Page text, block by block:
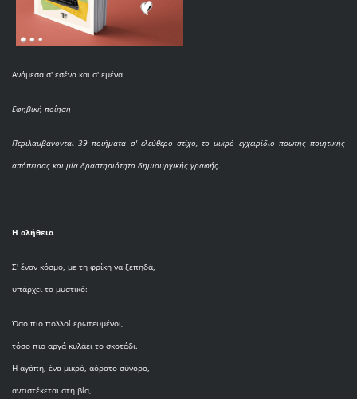
Ανάμεσα σ' εσένα και σ' εμένα
Εφηβική ποίηση
Περιλαμβάνονται 39 ποιήματα σ' ελεύθερο στίχο, το μικρό εγχειρίδιο πρώτης ποιητικής
απόπειρας και μία δραστηριότητα δημιουργικής γραφής.
Η αλήθεια
Σ' έναν κόσμο, με τη φρίκη να ξεπηδά,
υπάρχει το μυστικό:
Όσο πιο πολλοί ερωτευμένοι,
τόσο πιο αργά κυλάει το σκοτάδι.
Η αγάπη, ένα μικρό, αόρατο σύνορο,
αντιστέκεται στη βία,